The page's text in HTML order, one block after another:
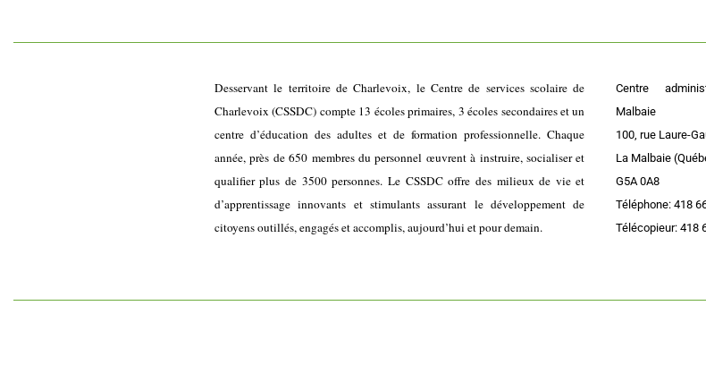
Desservant le territoire de Charlevoix, le Centre de services scolaire de
Charlevoix (CSSDC) compte 13 écoles primaires, 3 écoles secondaires et un
centre d’éducation des adultes et de formation professionnelle. Chaque
année, près de 650 membres du personnel œuvrent à instruire, socialiser et
qualifier plus de 3500 personnes. Le CSSDC offre des milieux de vie et
d’apprentissage innovants et stimulants assurant le développement de
citoyens outillés, engagés et accomplis, aujourd’hui et pour demain.
Centre
Malbaie
100, rue Laure-
La Malbaie
G5A 0A8
Téléphone: 418
Télécopieur: 418